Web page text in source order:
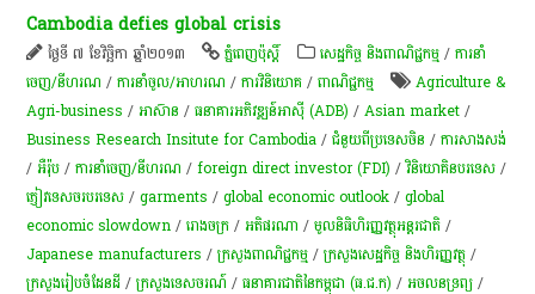
Cambodia defies global crisis
ថ្ងៃទី ៧ ខែវិច្ឆិកា ឆ្នាំ២០១៣ ភ្នំពេញប៉ុស្តិ៍ សេដ្ឋកិច្ច និងពាណិជ្ជកម្ម /ការនាំ
ចេញ/នីហរណ /ការនាំចូល/អាហរណ /ការវិនិយោគ /ពាណិជ្ជកម្ម
Agriculture &
Agri-business /អាស៊ាន /ធនាគារអភិវឌ្ឍន៍អាស៊ី (ADB) /Asian market /
Business Research Insitute for Cambodia /ជំនួយពីប្រទេសចិន /ការសាងសង់
/អឺរ៉ុប /ការនាំចេញ/នីហរណ /foreign direct investor (FDI) /វិនិយោគិនបរទេស /
ភ្ញៀវទេសចរ​បរទេស​ /garments /global economic outlook /global
economic slowdown /​រោងចក្រ /អតិផរណា​ /មូលនិធិហិរញ្ញវត្ថុអន្តរជាតិ /
Japanese manufacturers /ក្រសួងពាណិជ្ជកម្ម /ក្រសួងសេដ្ឋកិច្ច និងហិរញ្ញវត្ថុ /
ក្រសួង​រៀបចំ​ដែន​ដី /ក្រសួងទេសចរណ៍ /ធនាគារ​ជាតិ​នៃ​កម្ពុជា (ធ.ជ.ក) /​អចលនទ្រព្យ​ /